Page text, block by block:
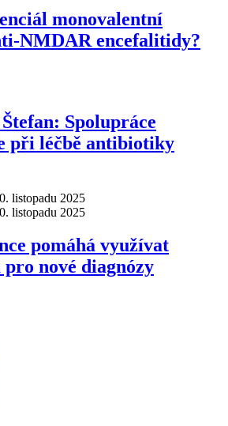
monovalentní
NMDAR encefalitidy?
Spolupráce
při léčbě antibiotiky
listopadu 2025
listopadu 2025
pomáhá využívat
nové diagnózy